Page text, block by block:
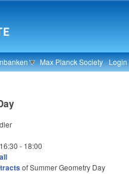
Max Planck Society Login
16:30 - 18:00
of Summer Geometry Day